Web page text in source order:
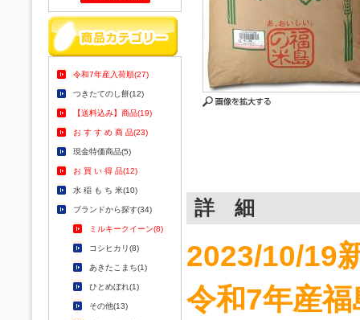
令和7年産入荷順(27)
つきたてのし餅(12)
【送料込み】商品(19)
お す す め 商 品(23)
現金特価商品(5)
お 買 い 得 品(12)
水 稲 も ち 米(10)
ブランドから探す(34)
ミルキークイーン(8)
コシヒカリ(8)
あきたこまち(1)
ひとめぼれ(1)
その他(13)
詳 細
2023/10/19
令和7年産